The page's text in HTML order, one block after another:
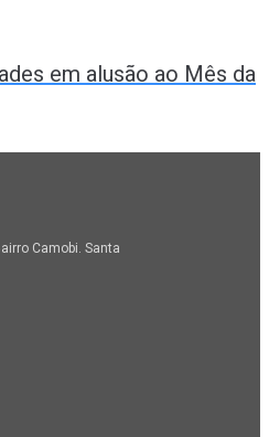
em alusão ao Mês da
Camobi. Santa